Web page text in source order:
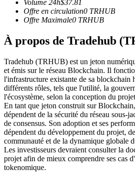
Copie de Trading
Rejoignez les meilleurs traders
Volume 24h$37.81
Offre en circulation0 TRHUB
Offre Maximale0 TRHUB
À propos de Tradehub
Tradehub (TRHUB) est un jeton
et émis sur le réseau Blockchain. Il
l'infrastructure existante de sa blockchain
différents rôles, tels que l'utilité, la
l'écosystème, selon la conception du
En tant que jeton construit sur
dépendent de la sécurité du réseau sous-
de consensus. Son adoption et ses
dépendent du développement du projet,
communauté et de la dynamique globale
Les investisseurs devraient consulter la
projet afin de mieux comprendre ses cas
tokenomique.